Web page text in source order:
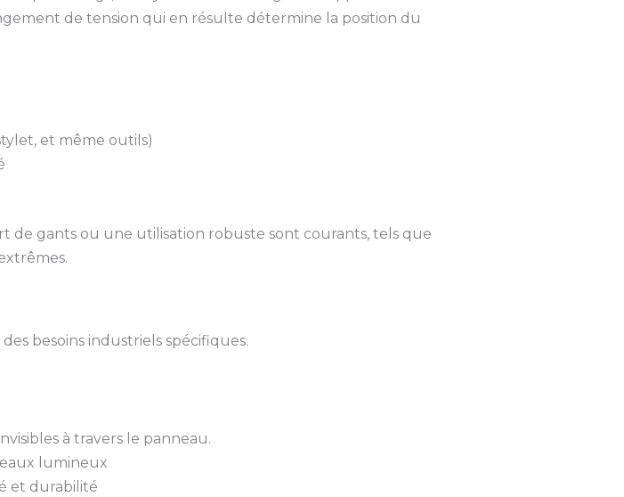
de tension qui en résulte détermine la position du
et même outils)
de gants ou une utilisation robuste sont courants, tels que
besoins industriels spécifiques.
à travers le panneau.
lumineux
et durabilité